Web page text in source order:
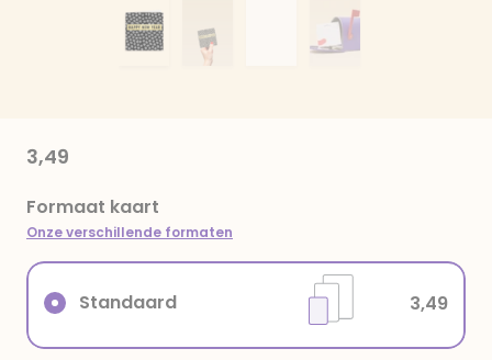
3,49
Formaat kaart
Onze verschillende formaten
Standaard 3,49